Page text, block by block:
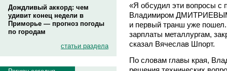
Дождливый аккорд: чем
удивит конец недели в
Приморье — прогноз погоды
по городам
статьи раздела
«Я обсудил эти вопросы с
Владимиром
и первый транш уже
зарплаты металлургам,
сказал Вячеслав Шпорт.
По словам главы края,